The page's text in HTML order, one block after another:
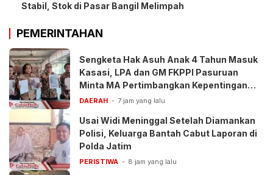
Stabil, Stok di Pasar Bangil Melimpah
PEMERINTAHAN
Sengketa Hak Asuh Anak 4 Tahun Masuk
Kasasi, LPA dan GM FKPPI Pasuruan
Minta MA Pertimbangkan Kepentingan
Anak
DAERAH 7 jam yang lalu
Usai Widi Meninggal Setelah Diamankan
Polisi, Keluarga Bantah Cabut Laporan di
Polda Jatim
PERISTIWA 8 jam yang lalu